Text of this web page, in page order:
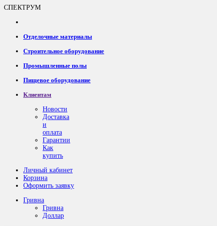
СПЕКТРУМ
Отделочные материалы
Строительное оборудование
Промышленные полы
Пищевое оборудование
Клиентам
Новости
Доставка
и
оплата
Гарантии
Как
купить
Личный кабинет
Корзина
Оформить заявку
Гривна
Гривна
Доллар